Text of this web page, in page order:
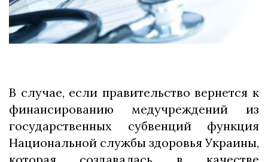
В случае, если правительство вернется к
финансированию медучреждений из
государственных субвенций функция
Национальной службы здоровья Украины,